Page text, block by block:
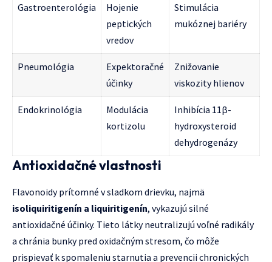
Gastroenterológia
Hojenie
peptických
vredov
Stimulácia
mukóznej bariéry
Pneumológia
Expektoračné
účinky
Znižovanie
viskozity hlienov
Endokrinológia
Modulácia
kortizolu
Inhibícia 11β-
hydroxysteroid
dehydrogenázy
Antioxidačné vlastnosti
Flavonoidy prítomné v sladkom drievku, najmä
isoliquiritigenín a liquiritigenín, vykazujú silné
antioxidačné účinky. Tieto látky neutralizujú voľné radikály
a chránia bunky pred oxidačným stresom, čo môže
prispievať k spomaleniu starnutia a prevencii chronických